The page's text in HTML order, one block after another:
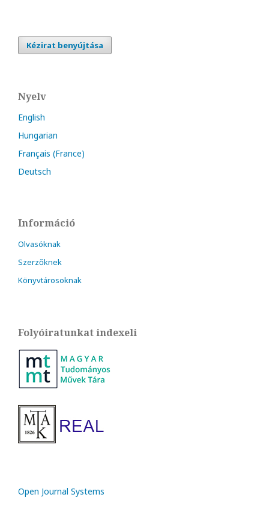
Kézirat benyújtása
Nyelv
English
Hungarian
Français (France)
Deutsch
Információ
Olvasóknak
Szerzőknek
Könyvtárosoknak
Folyóiratunkat indexeli
Open Journal Systems